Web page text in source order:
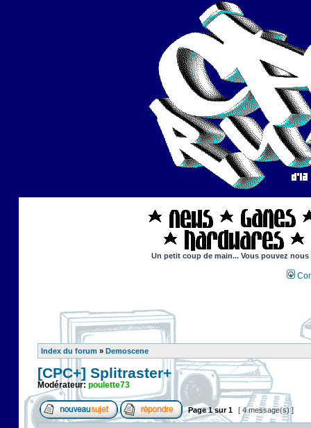
Un petit coup de main... Vous pouvez
Index du forum » Demoscene
[CPC+] Splitraster+
Modérateur: poulette73
Page1sur1 [ 4 message(s) ]